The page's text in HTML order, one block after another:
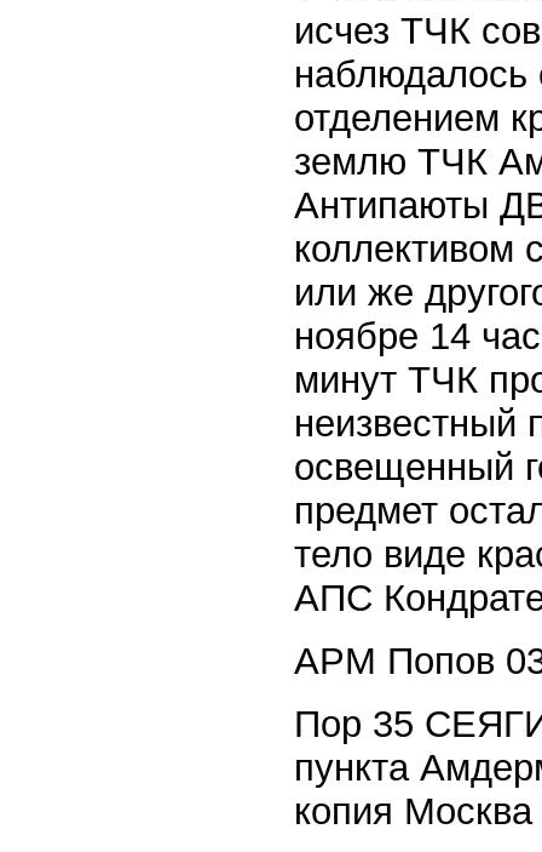
исчез ТЧК
наблюдалось
отделением
землю ТЧК
Антипаюты
коллективом
или же
ноябре 14
минут ТЧК
неизвестный
освещенный
предмет
тело виде
АПС
АРМ Попов
Пор 35
пункта
копия